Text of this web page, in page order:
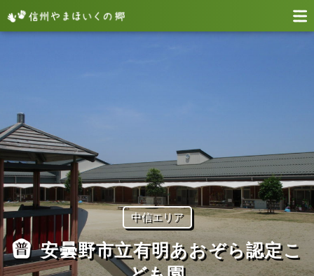
中信エリア
安曇野市立有明あおぞら認定こ